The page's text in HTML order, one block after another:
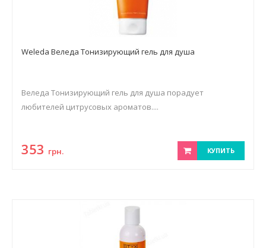
Weleda Веледа Тонизирующий гель для душа
Веледа Тонизирующий гель для душа порадует
любителей цитрусовых ароматов....
353 грн. КУПИТЬ